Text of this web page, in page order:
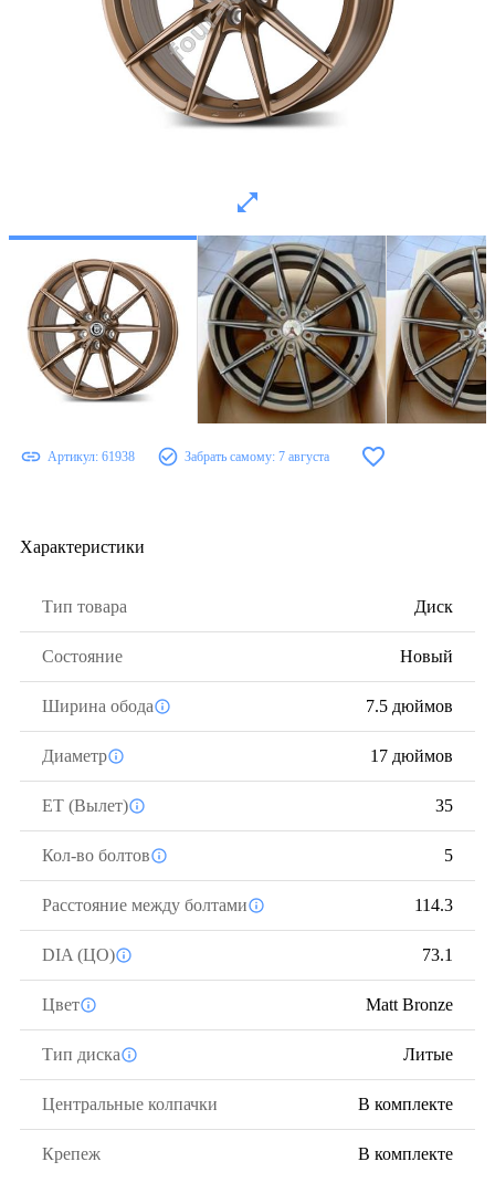
Артикул: 61938 Забрать самому: 7 августа
Характеристики
Тип товара Диск
Состояние Новый
Ширина обода 7.5 дюймов
Диаметр 17 дюймов
ЕТ (Вылет) 35
Кол-во болтов 5
Расстояние между болтами 114.3
DIA (ЦО) 73.1
Цвет Matt Bronze
Тип диска Литые
Центральные колпачки В комплекте
Крепеж В комплекте